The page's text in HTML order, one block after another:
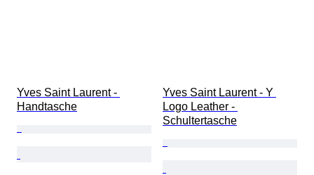
Yves Saint Laurent -
Handtasche
Yves Saint Laurent - Y
Logo Leather -
Schultertasche